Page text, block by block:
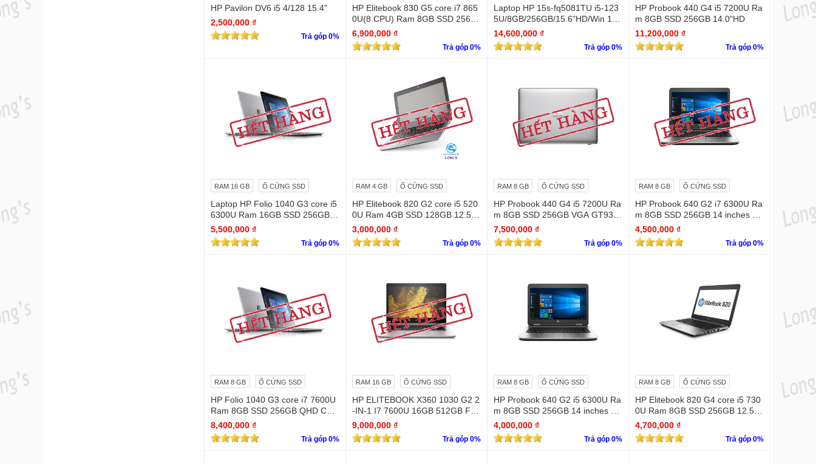
HP Pavilon DV6 i5 4/128 15.4"
2,500,000 ₫
Trả góp 0%
HP Elitebook 830 G5 core i7 865
0U(8 CPU) Ram 8GB SSD 256G
B Full HD (1920 x 1080)
6,900,000 ₫
Trả góp 0%
Laptop HP 15s-fq5081TU i5-123
5U/8GB/256GB/15.6"HD/Win 11 l
ike new
14,600,000 ₫
Trả góp 0%
HP Probook 440 G4 i5 7200U Ra
m 8GB SSD 256GB 14.0"HD
11,200,000 ₫
Trả góp 0%
RAM 16 GB Ổ CỨNG SSD
Laptop HP Folio 1040 G3 core i5
6300U Ram 16GB SSD 256GB F
ull Hd
5,500,000 ₫
Trả góp 0%
RAM 4 GB Ổ CỨNG SSD
HP Elitebook 820 G2 core i5 520
0U Ram 4GB SSD 128GB 12.5 in
ches
3,000,000 ₫
Trả góp 0%
RAM 8 GB Ổ CỨNG SSD
HP Probook 440 G4 i5 7200U Ra
m 8GB SSD 256GB VGA GT930
MX 2G/ 14.0"HD
7,500,000 ₫
Trả góp 0%
RAM 8 GB Ổ CỨNG SSD
HP Probook 640 G2 i7 6300U Ra
m 8GB SSD 256GB 14 inches H
D
4,500,000 ₫
Trả góp 0%
RAM 8 GB Ổ CỨNG SSD
HP Folio 1040 G3 core i7 7600U
Ram 8GB SSD 256GB QHD Cảm
ứng
8,400,000 ₫
Trả góp 0%
RAM 16 GB Ổ CỨNG SSD
HP ELITEBOOK X360 1030 G2 2
-IN-1 I7 7600U 16GB 512GB FH
D IPS TOUCH 99%
9,000,000 ₫
Trả góp 0%
RAM 8 GB Ổ CỨNG SSD
HP Probook 640 G2 i5 6300U Ra
m 8GB SSD 256GB 14 inches H
D
4,000,000 ₫
Trả góp 0%
RAM 8 GB Ổ CỨNG SSD
HP Elitebook 820 G4 core i5 730
0U Ram 8GB SSD 256GB 12.5 in
ches
4,700,000 ₫
Trả góp 0%